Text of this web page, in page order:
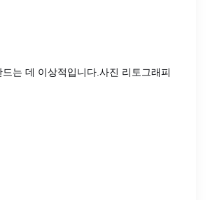
는 데 이상적입니다.사진 리토그래피